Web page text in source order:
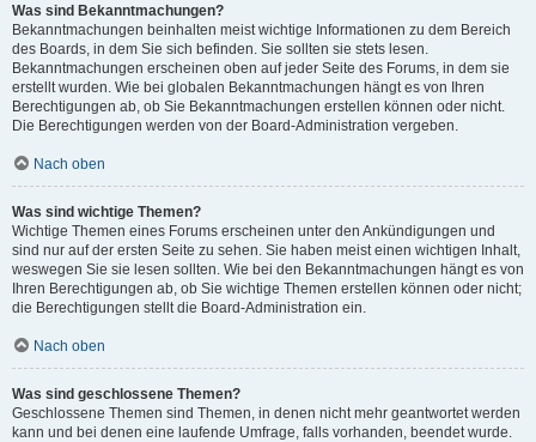
Was sind Bekanntmachungen?
Bekanntmachungen beinhalten meist wichtige Informationen zu dem Bereich
des Boards, in dem Sie sich befinden. Sie sollten sie stets lesen.
Bekanntmachungen erscheinen oben auf jeder Seite des Forums, in dem sie
erstellt wurden. Wie bei globalen Bekanntmachungen hängt es von Ihren
Berechtigungen ab, ob Sie Bekanntmachungen erstellen können oder nicht.
Die Berechtigungen werden von der Board-Administration vergeben.
Nach oben
Was sind wichtige Themen?
Wichtige Themen eines Forums erscheinen unter den Ankündigungen und
sind nur auf der ersten Seite zu sehen. Sie haben meist einen wichtigen Inhalt,
weswegen Sie sie lesen sollten. Wie bei den Bekanntmachungen hängt es von
Ihren Berechtigungen ab, ob Sie wichtige Themen erstellen können oder nicht;
die Berechtigungen stellt die Board-Administration ein.
Nach oben
Was sind geschlossene Themen?
Geschlossene Themen sind Themen, in denen nicht mehr geantwortet werden
kann und bei denen eine laufende Umfrage, falls vorhanden, beendet wurde.